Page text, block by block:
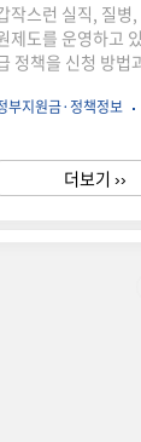
작스런 실직, 질병
제도를 운영하고
정책을 신청 방법
제도입니다. 별도
로 소득이 급감한
재해 피해 시가정폭
부지원금·정책정보
더보기 ››